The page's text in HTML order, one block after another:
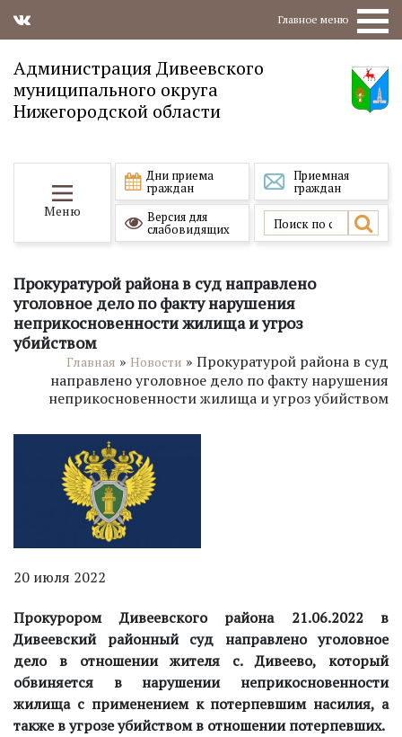
Главное меню
Администрация Дивеевского
муниципального округа
Нижегородской области
Меню
Дни приема
граждан
Приемная
граждан
Версия для
слабовидящих
Прокуратурой района в суд направлено
уголовное дело по факту нарушения
неприкосновенности жилища и угроз
убийством
Главная » Новости » Прокуратурой района в суд
направлено уголовное дело по факту нарушения
неприкосновенности жилища и угроз убийством
20 июля 2022
Прокурором Дивеевского района 21.06.2022 в
Дивеевский районный суд направлено уголовное
дело в отношении жителя с. Дивеево, который
обвиняется в нарушении неприкосновенности
жилища с применением к потерпевшим насилия, а
также в угрозе убийством в отношении потерпевших.